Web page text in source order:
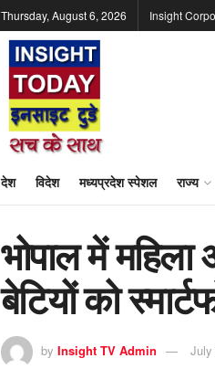
Thursday, August 6, 2026 Insight
देश विदेश मध्यप्रदेश स्पेशल राज्य
भोपाल में
बेटियों को
by Insight TV Admin July